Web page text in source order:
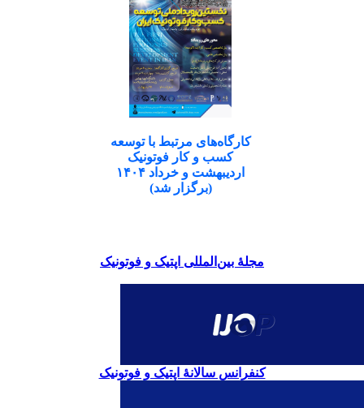
کارگاه‌های مرتبط با توسعه
کسب و کار فوتونیک
اردیبهشت و خرداد ۱۴۰۴
(برگزار شد)
مجلۀ بین‌المللی اپتیک و فوتونیک
کنفرانس سالانۀ اپتیک و فوتونیک